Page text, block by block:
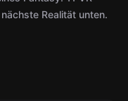
Realität unten.